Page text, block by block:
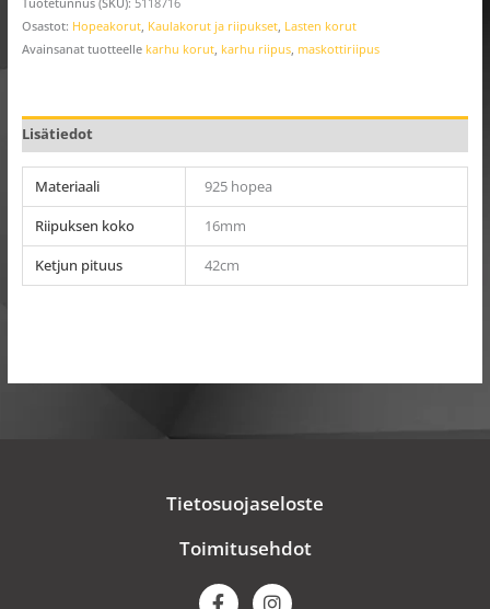
Osastot: Hopeakorut, Kaulakorut ja riipukset, Lasten korut
Avainsanat tuotteelle karhu korut, karhu riipus, maskottiriipus
Lisätiedot
Materiaali
925 hopea
Riipuksen koko
16mm
Ketjun pituus
42cm
Tietosuojaseloste
Toimitusehdot
F I